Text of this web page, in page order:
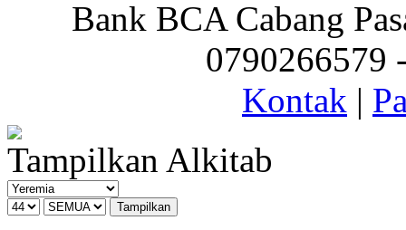
Bank BCA Cabang
0790266579
Kontak |
Tampilkan Alkitab